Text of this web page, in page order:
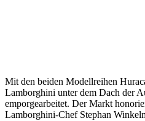
Mit den beiden Modellreihen
Lamborghini unter dem Dach der
emporgearbeitet. Der Markt
Lamborghini-Chef Stephan